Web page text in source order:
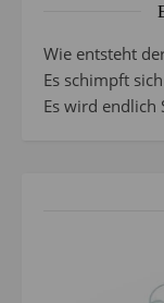
Wie entsteht
Es schimpft
Es wird endlich